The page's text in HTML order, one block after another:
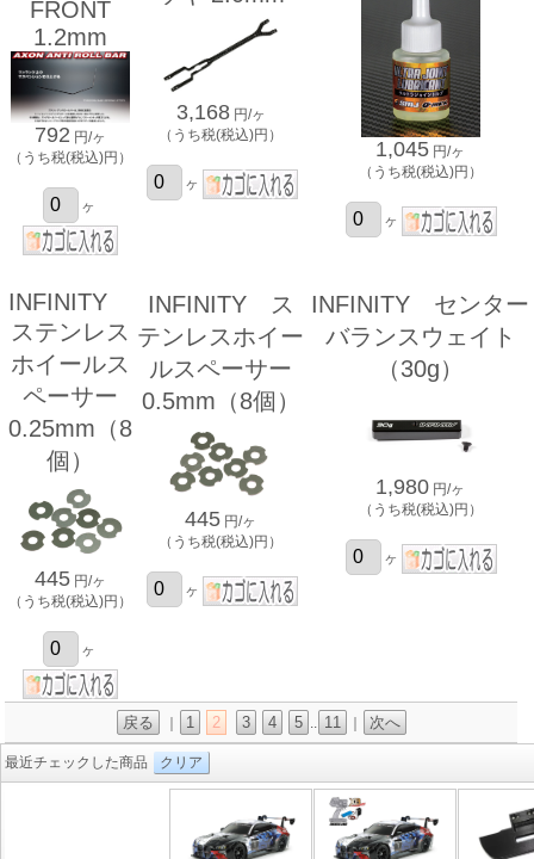
FRONT
1.2mm
792 円/ヶ
（うち税(税込)円）
ヶ
3,168 円/ヶ
（うち税(税込)円）
ヶ
1,045 円/ヶ
（うち税(税込)円）
ヶ
INFINITY
ステンレス
ホイールス
ペーサー
0.25mm（8
個）
445 円/ヶ
（うち税(税込)円）
ヶ
INFINITY ス
テンレスホイー
ルスペーサー
0.5mm（8個）
445 円/ヶ
（うち税(税込)円）
ヶ
INFINITY センター
バランスウェイト
（30g）
1,980 円/ヶ
（うち税(税込)円）
ヶ
戻る 1 2 3 4 5 .. 11 次へ
最近チェックした商品 クリア